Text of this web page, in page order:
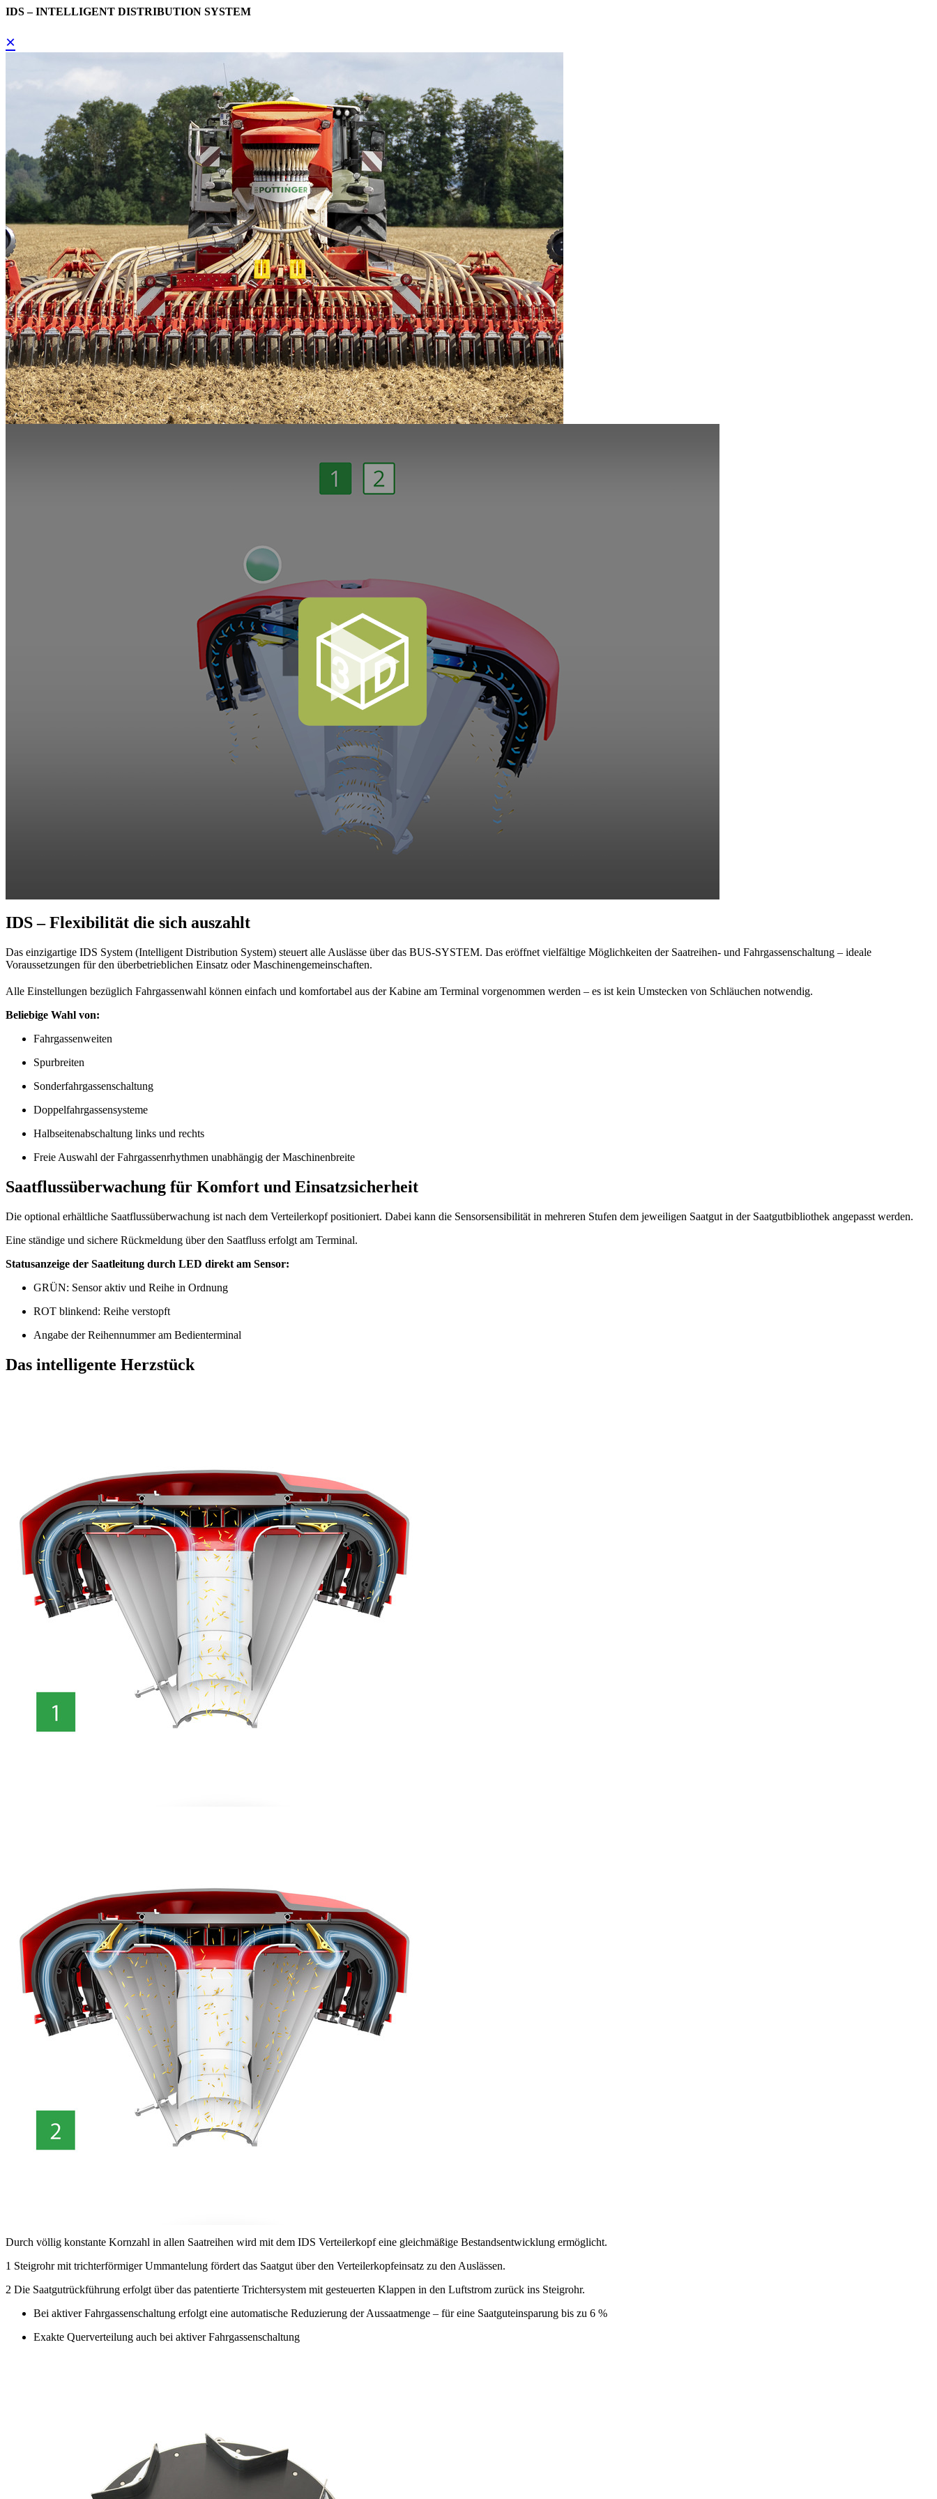
IDS – INTELLIGENT DISTRIBUTION SYSTEM
×
IDS – Flexibilität die sich auszahlt
Das einzigartige IDS System (Intelligent Distribution System) steuert alle Auslässe über das BUS-SYSTEM. Das eröffnet vielfältige Möglichkeiten der Saatreihen- und Fahrgassenschaltung – ideale
Voraussetzungen für den überbetrieblichen Einsatz oder Maschinengemeinschaften.
Alle Einstellungen bezüglich Fahrgassenwahl können einfach und komfortabel aus der Kabine am Terminal vorgenommen werden – es ist kein Umstecken von Schläuchen notwendig.
Beliebige Wahl von:
Fahrgassenweiten
Spurbreiten
Sonderfahrgassenschaltung
Doppelfahrgassensysteme
Halbseitenabschaltung links und rechts
Freie Auswahl der Fahrgassenrhythmen unabhängig der Maschinenbreite
Saatflussüberwachung für Komfort und Einsatzsicherheit
Die optional erhältliche Saatflussüberwachung ist nach dem Verteilerkopf positioniert. Dabei kann die Sensorsensibilität in mehreren Stufen dem jeweiligen Saatgut in der Saatgutbibliothek angepasst werden.
Eine ständige und sichere Rückmeldung über den Saatfluss erfolgt am Terminal.
Statusanzeige der Saatleitung durch LED direkt am Sensor:
GRÜN: Sensor aktiv und Reihe in Ordnung
ROT blinkend: Reihe verstopft
Angabe der Reihennummer am Bedienterminal
Das intelligente Herzstück
Durch völlig konstante Kornzahl in allen Saatreihen wird mit dem IDS Verteilerkopf eine gleichmäßige Bestandsentwicklung ermöglicht.
1 Steigrohr mit trichterförmiger Ummantelung fördert das Saatgut über den Verteilerkopfeinsatz zu den Auslässen.
2 Die Saatgutrückführung erfolgt über das patentierte Trichtersystem mit gesteuerten Klappen in den Luftstrom zurück ins Steigrohr.
Bei aktiver Fahrgassenschaltung erfolgt eine automatische Reduzierung der Aussaatmenge – für eine Saatguteinsparung bis zu 6 %
Exakte Querverteilung auch bei aktiver Fahrgassenschaltung